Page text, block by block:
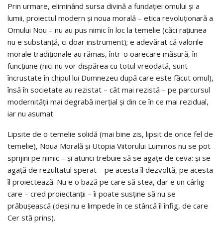
Prin urmare, eliminând sursa divină a fundației omului și a
lumii, proiectul modern și noua morală – etica revoluționară a
Omului Nou – nu au pus nimic în loc la temelie (căci rațiunea
nu e substanță, ci doar instrument); e adevărat că valorile
morale tradiționale au rămas, într-o oarecare măsură, în
funcțiune (nici nu vor dispărea cu totul vreodată, sunt
încrustate în chipul lui Dumnezeu după care este făcut omul),
însă în societate au rezistat – cât mai rezistă – pe parcursul
modernității mai degrabă inerțial și din ce în ce mai rezidual,
iar nu asumat.
Lipsite de o temelie solidă (mai bine zis, lipsit de orice fel de
temelie), Noua Morală și Utopia Viitorului Luminos nu se pot
sprijini pe nimic – și atunci trebuie să se agațe de ceva: și se
agață de rezultatul sperat – pe acesta îl dezvoltă, pe acesta
îl proiectează. Nu e o bază pe care să stea, dar e un cârlig
care – cred proiectanții – îi poate susține să nu se
prăbușească (deși nu e limpede în ce stâncă îl înfig, de care
Cer stă prins).